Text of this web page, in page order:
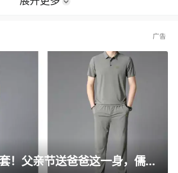
百元出头买一套！父亲节送爸爸这一身，儒雅有型还凉爽